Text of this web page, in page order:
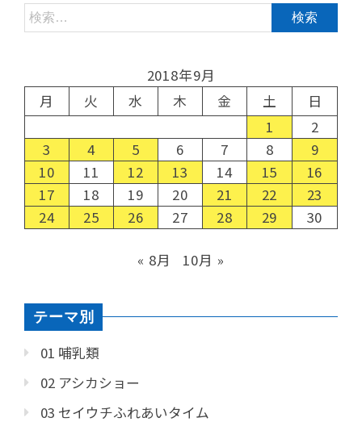
2018年9月
月
火 水 木 金 土
日
1
2
3
4 5 6 7 8
9
10
11 12 13 14 15
16
17
18 19 20 21 22
23
24
25 26 27 28 29 30
« 8月 10月 »
テーマ別
01 哺乳類
02 アシカショー
03 セイウチふれあいタイム